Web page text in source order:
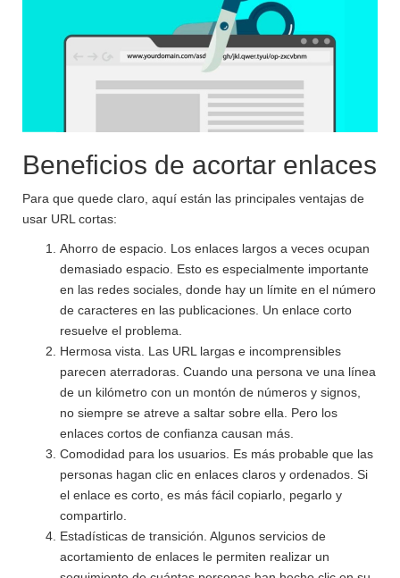
Beneficios de acortar enlaces
Para que quede claro, aquí están las principales ventajas de
usar URL cortas:
Ahorro de espacio. Los enlaces largos a veces ocupan
demasiado espacio. Esto es especialmente importante
en las redes sociales, donde hay un límite en el número
de caracteres en las publicaciones. Un enlace corto
resuelve el problema.
Hermosa vista. Las URL largas e incomprensibles
parecen aterradoras. Cuando una persona ve una línea
de un kilómetro con un montón de números y signos,
no siempre se atreve a saltar sobre ella. Pero los
enlaces cortos de confianza causan más.
Comodidad para los usuarios. Es más probable que las
personas hagan clic en enlaces claros y ordenados. Si
el enlace es corto, es más fácil copiarlo, pegarlo y
compartirlo.
Estadísticas de transición. Algunos servicios de
acortamiento de enlaces le permiten realizar un